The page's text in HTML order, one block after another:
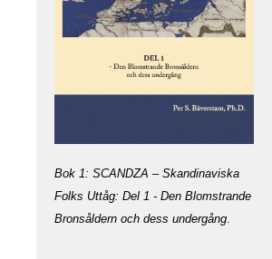
Bok 1: SCANDZA – Skandinaviska
Folks Uttåg: Del 1 - Den Blomstrande
Bronsåldern och dess undergång.